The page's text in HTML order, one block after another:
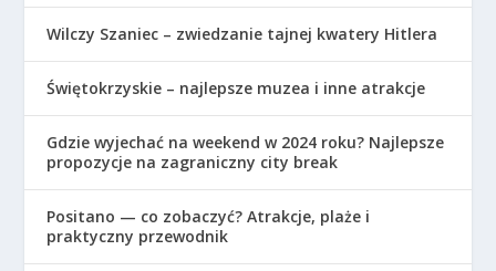
Wilczy Szaniec – zwiedzanie tajnej kwatery Hitlera
Świętokrzyskie – najlepsze muzea i inne atrakcje
Gdzie wyjechać na weekend w 2024 roku? Najlepsze
propozycje na zagraniczny city break
Positano — co zobaczyć? Atrakcje, plaże i
praktyczny przewodnik